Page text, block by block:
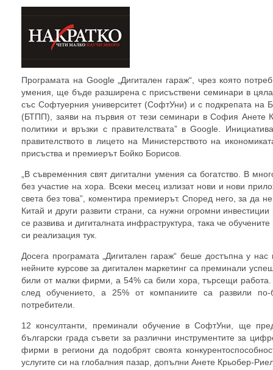
Програмата на Google „Дигитален гараж“, чрез която
умения, ще бъде разширена с присъствени семинари в
със Софтуерния университет (СофтУни) и с подкрепата на
(БТПП), заяви на първия от тези семинари в София Анетe
политики и връзки с правителствата” в Google.
правителството в лицето на Министерството на
присъства и премиерът Бойко Борисов.
„В съвременния свят дигитални умения са богатство. В
без участие на хора. Всеки месец излизат нови и нови
света без това”, коментира премиерът. Според него, за да
Китай и други развити страни, са нужни огромни
се развива и дигиталната инфраструктура, така че
си реализация тук.
Досега програмата „Дигитален гараж“ беше достъпна у
нейните курсове за дигитален маркетинг са преминали
били от малки фирми, а 54% са били хора, търсещи
след обучението, а 25% от компаниите са развили
потребители.
12 консултанти, преминали обучение в СофтУни, ще
български града съвети за различни инструментите за
фирми в региони да подобрят своята
услугите си на глобалния пазар, допълни Анетe Крьобер-